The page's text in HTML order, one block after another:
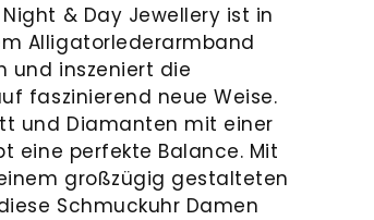
& Day Jewellery ist in
Alligatorlederarmband
und inszeniert die
faszinierend neue Weise.
und Diamanten mit einer
eine perfekte Balance. Mit
großzügig gestalteten
Schmuckuhr Damen